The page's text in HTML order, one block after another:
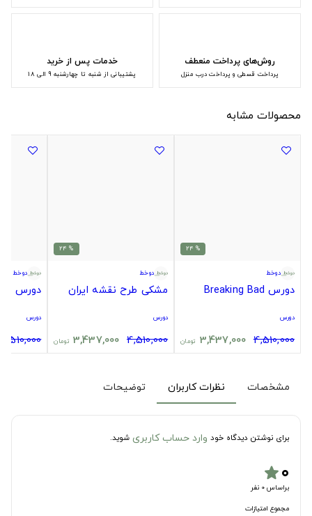
روش‌های پرداخت منعطف
پرداخت قسطی و پرداخت درب منزل
خدمات پس از خرید
پشتیبانی از شنبه تا چهارشنبه 9 الی 18
محصولات مشابه
% 24
دوخط
دورس Breaking Bad
دورس
4,510,000
3,437,000 تومان
% 24
دوخط
مشکی طرح نقشه ایران
دورس
4,510,000
3,437,000 تومان
دوخط
دورس
دورس
4,510,000
مشخصات نظرات کاربران توضیحات
برای نوشتن دیدگاه خود وارد حساب کاربری شوید.
۰star
براساس 0 نفر
مجموع امتیازات